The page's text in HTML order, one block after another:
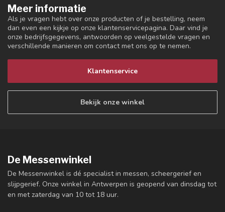
Meer informatie
Als je vragen hebt over onze producten of je bestelling, neem
dan even een kijkje op onze klantenservicepagina. Daar vind je
onze bedrijfsgegevens, antwoorden op veelgestelde vragen en
verschillende manieren om contact met ons op te nemen.
Klantenservice
Bekijk onze winkel
De Messenwinkel
De Messenwinkel is dé specialist in messen, scheergerief en
slijpgerief. Onze winkel in Antwerpen is geopend van dinsdag tot
en met zaterdag van 10 tot 18 uur.